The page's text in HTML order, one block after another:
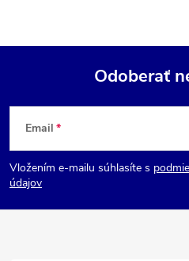
Z
á
p
Odoberať
Email
Vložením e-mailu súhlasíte s
údajov